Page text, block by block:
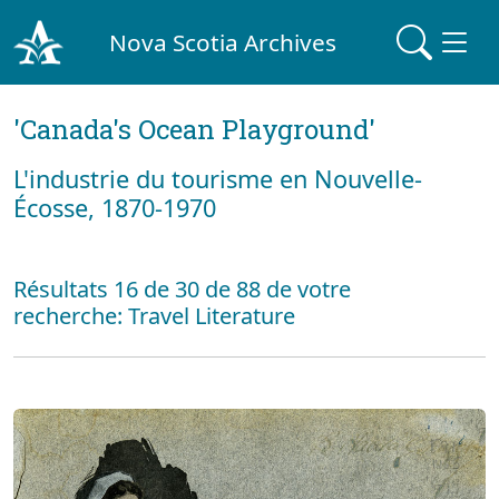
Nova Scotia Archives
'Canada's Ocean Playground'
L'industrie du tourisme en Nouvelle-
Écosse, 1870-1970
Résultats 16 de 30 de 88 de votre
recherche: Travel Literature